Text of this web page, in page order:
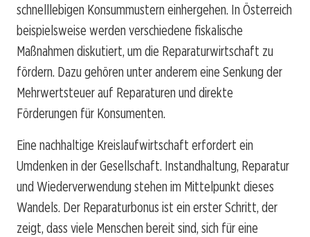
schnelllebigen Konsummustern einhergehen. In Österreich
beispielsweise werden verschiedene fiskalische
Maßnahmen diskutiert, um die Reparaturwirtschaft zu
fördern. Dazu gehören unter anderem eine Senkung der
Mehrwertsteuer auf Reparaturen und direkte
Förderungen für Konsumenten.
Eine nachhaltige Kreislaufwirtschaft erfordert ein
Umdenken in der Gesellschaft. Instandhaltung, Reparatur
und Wiederverwendung stehen im Mittelpunkt dieses
Wandels. Der Reparaturbonus ist ein erster Schritt, der
zeigt, dass viele Menschen bereit sind, sich für eine